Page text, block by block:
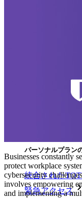
アクセス
Bitwarden
パーソナルプラン
統合された
緊急アクセス
Businesses constantly
protect workplace
cybersecurity
involves empowering
and implementing a